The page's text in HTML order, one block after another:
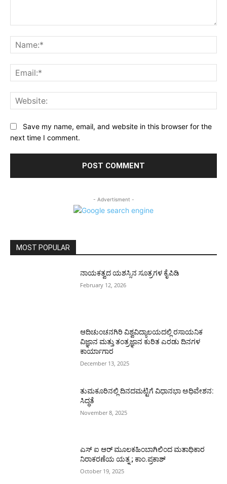
Save my name, email, and website in this browser for the
next time I comment.
- Advertisment -
MOST POPULAR
ನಾಯಕತ್ವದ ಯಶಸ್ಸಿನ ಸೂತ್ರಗಳ ಕೈಪಿಡಿ
February 12, 2026
ಆದಿಚುಂಚನಗಿರಿ ವಿಶ್ವವಿದ್ಯಾಲಯದಲ್ಲಿ ರಸಾಯನಿಕ
ವಿಜ್ಞಾನ ಮತ್ತು ತಂತ್ರಜ್ಞಾನ ಕುರಿತ ಎರಡು ದಿನಗಳ
ಕಾರ್ಯಾಗಾರ
December 13, 2025
ತುಮಕೂರಿನಲ್ಲಿ ದಿನದಮಟ್ಟಿಗೆ ವಿಧಾನಭಾ ಅಧಿವೇಶನ:
ಸಿದ್ಧತೆ
November 8, 2025
ಎಸ್ ಐ ಆರ್ ಮೂಲಕಹಿಂಬಾಗಿಲಿಂದ ಮತಾಧಿಕಾರ
ನಿರಾಕರಣೆಯ ಯತ್ನ ; ಕಾಂ.ಪ್ರಕಾಶ್
October 19, 2025